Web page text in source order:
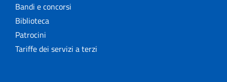
Bandi e concorsi
Biblioteca
Patrocini
Tariffe dei servizi a terzi